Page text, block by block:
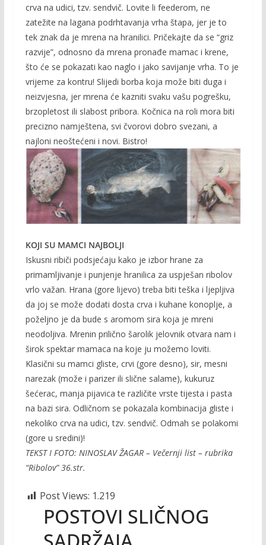
crva na udici, tzv. sendvič. Lovite li feederom, ne
zatežite na lagana podrhtavanja vrha štapa, jer je to
tek znak da je mrena na hranilici. Pričekajte da se “griz
razvije”, odnosno da mrena pronađe mamac i krene,
što će se pokazati kao naglo i jako savijanje vrha. To je
vrijeme za kontru! Slijedi borba koja može biti duga i
neizvjesna, jer mrena će kazniti svaku vašu pogrešku,
brzopletost ili slabost pribora. Kočnica na roli mora biti
precizno namještena, svi čvorovi dobro svezani, a
najloni neoštećeni i novi. Bistro!
KOJI SU MAMCI NAJBOLJI
Iskusni ribiči podsjećaju kako je izbor hrane za
primamljivanje i punjenje hranilica za uspješan ribolov
vrlo važan. Hrana (gore lijevo) treba biti teška i ljepljiva
da joj se može dodati dosta crva i kuhane konoplje, a
poželjno je da bude s aromom sira koja je mreni
neodoljiva. Mrenin prilično šarolik jelovnik otvara nam i
širok spektar mamaca na koje ju možemo loviti.
Klasični su mamci gliste, crvi (gore desno), sir, mesni
narezak (može i parizer ili slične salame), kukuruz
šećerac, manja pijavica te različite vrste tijesta i pasta
na bazi sira. Odličnom se pokazala kombinacija gliste i
nekoliko crva na udici, tzv. sendvič. Odmah se polakomi
(gore u sredini)!
TEKST I FOTO: NINOSLAV ŽAGAR – Večernji list – rubrika
“Ribolov” 36.str.
Post Views: 1.219
POSTOVI SLIČNOG